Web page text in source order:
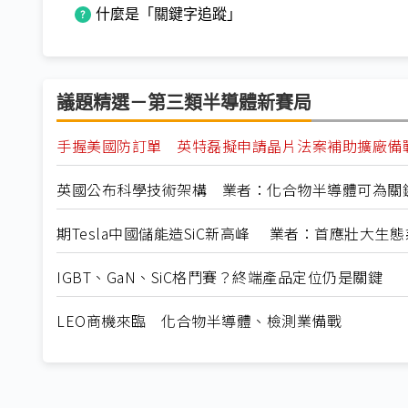
什麼是「關鍵字追蹤」
議題精選－第三類半導體新賽局
手握美國防訂單 英特磊擬申請晶片法案補助擴廠備
英國公布科學技術架構 業者：化合物半導體可為關
期Tesla中國儲能造SiC新高峰 業者：首應壯大生態
IGBT、GaN、SiC格鬥賽？終端產品定位仍是關鍵
LEO商機來臨 化合物半導體、檢測業備戰